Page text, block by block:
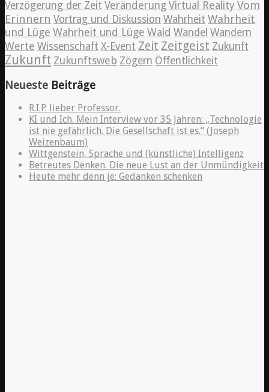
Verzögerung der Zeit Veränderung Virtual Reality Vom
Erinnern Vortrag und Diskussion Wahrheit Wahrheit
und Lüge Wahrheit und Lüge Wald Wandel Wandern
Werte Wissenschaft X-Event Zeit Zeitgeist Zukunft
Zukunft Zukunftsweb Zögern Öffentlichkeit
Neueste Beiträge
R.I.P. lieber Professor.
KI und Ich. Mein Interview vor 35 Jahren: „Technologie
ist nie gefährlich. Die Gesellschaft ist es.“ (Joseph
Weizenbaum)
Wittgenstein, Sprache und (künstliche) Intelligenz
Betreutes Denken. Die neue Lust an der Unmündigkeit
Heute mehr denn je: Gedanken schenken